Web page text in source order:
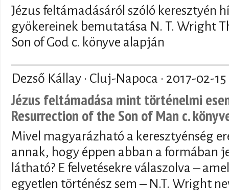
Jézus feltámadásáról szóló keresztyén
gyökereinek bemutatása N. T. Wright
Son of God c. könyve alapján
Dezső Kállay · Cluj-Napoca · 2017-02-15
Jézus feltámadása mint történelmi
Resurrection of the Son of Man c.
Mivel magyarázható a keresztyénség
annak, hogy éppen abban a formában
látható? E felvetésekre válaszolva –
egyetlen történész sem – N.T. Wright